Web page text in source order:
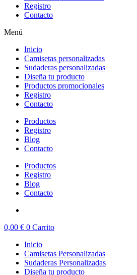
Registro
Contacto
Menú
Inicio
Camisetas personalizadas
Sudaderas personalizadas
Diseña tu producto
Productos promocionales
Registro
Contacto
Productos
Registro
Blog
Contacto
Productos
Registro
Blog
Contacto
0,00 € 0 Carrito
Inicio
Camisetas Personalizadas
Sudaderas Personalizadas
Diseña tu producto